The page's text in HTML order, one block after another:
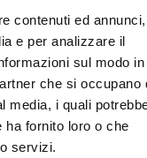
contenuti ed annunci,
e per analizzare il
sul modo in
che si occupano
media, i quali
ha fornito loro o che
servizi.